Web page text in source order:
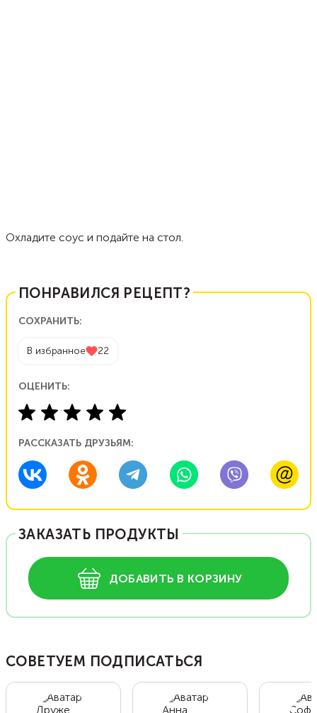
Охладите соус и подайте на стол.
ПОНРАВИЛСЯ РЕЦЕПТ?
СОХРАНИТЬ:
В избранное 22
ОЦЕНИТЬ:
РАССКАЗАТЬ ДРУЗЬЯМ:
ЗАКАЗАТЬ ПРОДУКТЫ
ДОБАВИТЬ В КОРЗИНУ
СОВЕТУЕМ ПОДПИСАТЬСЯ